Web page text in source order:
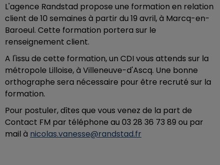
L'agence Randstad propose une formation en relation
client de 10 semaines à partir du 19 avril, à Marcq-en-
Baroeul. Cette formation portera sur le
renseignement client.
A l'issu de cette formation, un CDI vous attends sur la
métropole Lilloise, à Villeneuve-d'Ascq. Une bonne
orthographe sera nécessaire pour être recruté sur la
formation.
Pour postuler, dîtes que vous venez de la part de
Contact FM par téléphone au 03 28 36 73 89 ou par
mail à nicolas.vanesse@randstad.fr